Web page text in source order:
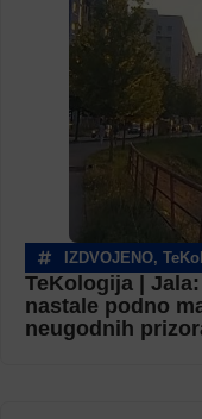
IZDVOJENO,
TeKologija |
nastale podno
neugodnih